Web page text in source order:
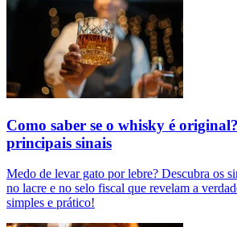
Como saber se o whisky é
principais sinais
Medo de levar gato por lebre? Descubra os
no lacre e no selo fiscal que revelam a
simples e prático!